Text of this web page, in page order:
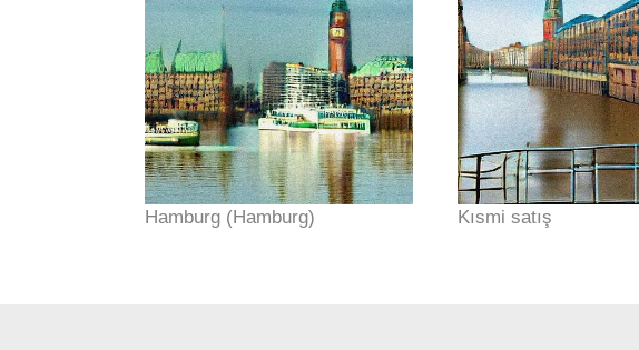
Hamburg (Hamburg) Kısmi satış